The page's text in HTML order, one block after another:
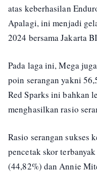
atas keberhasilan
Apalagi, ini menjadi
2024 bersama Jakarta
Pada laga ini, Mega
poin serangan yakni
Red Sparks ini bahkan
menghasilkan rasio
Rasio serangan sukses
pencetak skor
(44,82%) dan Annie